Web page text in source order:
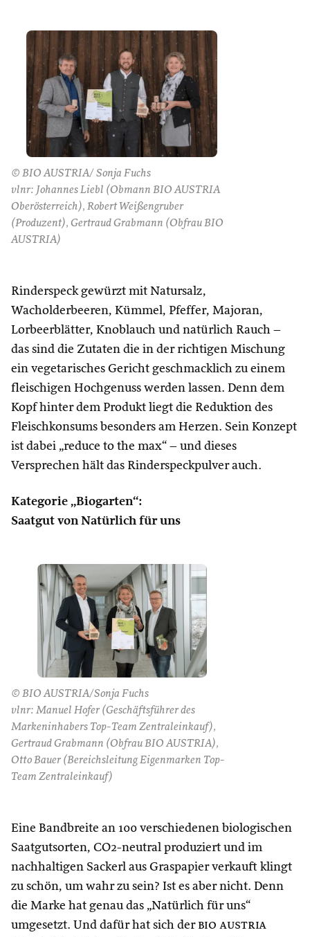
© BIO AUSTRIA/ Sonja Fuchs
vlnr: Johannes Liebl (Obmann BIO AUSTRIA
Oberösterreich), Robert Weißengruber
(Produzent), Gertraud Grabmann (Obfrau BIO
AUSTRIA)
Rinderspeck gewürzt mit Natursalz,
Wacholderbeeren, Kümmel, Pfeffer, Majoran,
Lorbeerblätter, Knoblauch und natürlich Rauch –
das sind die Zutaten die in der richtigen Mischung
ein vegetarisches Gericht geschmacklich zu einem
fleischigen Hochgenuss werden lassen. Denn dem
Kopf hinter dem Produkt liegt die Reduktion des
Fleischkonsums besonders am Herzen. Sein Konzept
ist dabei „reduce to the max“ – und dieses
Versprechen hält das Rinderspeckpulver auch.
Kategorie „Biogarten“:
Saatgut von Natürlich für uns
© BIO AUSTRIA/Sonja Fuchs
vlnr: Manuel Hofer (Geschäftsführer des
Markeninhabers Top-Team Zentraleinkauf),
Gertraud Grabmann (Obfrau BIO AUSTRIA),
Otto Bauer (Bereichsleitung Eigenmarken Top-
Team Zentraleinkauf)
Eine Bandbreite an 100 verschiedenen biologischen
Saatgutsorten, CO2-neutral produziert und im
nachhaltigen Sackerl aus Graspapier verkauft klingt
zu schön, um wahr zu sein? Ist es aber nicht. Denn
die Marke hat genau das „Natürlich für uns“
umgesetzt. Und dafür hat sich der bio austria